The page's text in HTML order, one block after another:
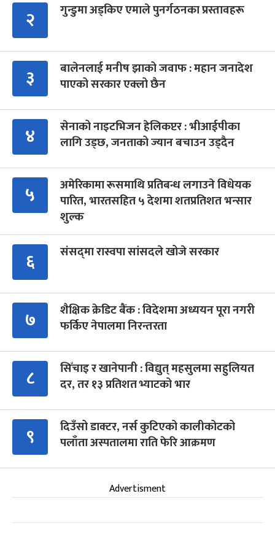
२ गुन्डुमा अड्किए एमाले पुनर्गठनका प्रस्तावहरू
३
बालेनलाई मनीष झाको जवाफ : महान जनादेश
पाएको सरकार एक्लो छैन
४
सेनाको नाइटभिजन हेलिकप्टर : भीआईपीका
लागि उड्छ, जनताको ज्यान बचाउन उड्दैन
५
अमेरिकामा रूसमाथि प्रतिबन्ध लगाउने विधेयक
पारित, भारतसहित ५ देशमा शतप्रतिशत भन्सार
शुल्क
६ संसद्‍मा रास्वपा सांसदले खोजे सरकार
७
शैक्षिक क्रेडिट बैंक : विदेशमा अध्ययन पूरा नगरी
फर्किए नेपालमा निरन्तरता
८
सिँचाइ र खानेपानी : विद्युत् महसुलमा सहुलियत
दर, तर १३ प्रतिशत भ्याटको भार
९
दिउँसो डाक्टर, नर्स कुटिएको कालीकोटको
पलाँता अस्पतालमा राति फेरि आक्रमण
Advertisment